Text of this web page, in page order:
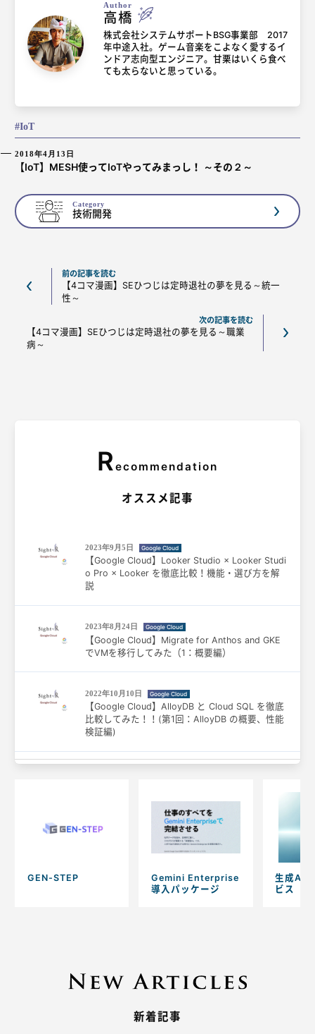
Author
高橋
株式会社システムサポートBSG事業部 2017
年中途入社。ゲーム音楽をこよなく愛するイ
ンドア志向型エンジニア。甘栗はいくら食べ
ても太らないと思っている。
IoT
2018年4月13日
【IoT】MESH使ってIoTやってみまっし！ ～その２～
Category
技術開発
前の記事を読む
【4コマ漫画】SEひつじは定時退社の夢を見る～統一
性～
次の記事を読む
【4コマ漫画】SEひつじは定時退社の夢を見る～職業
病～
Recommendation
オススメ記事
2023年9月5日 Google Cloud
【Google Cloud】Looker Studio × Looker Studi
o Pro × Looker を徹底比較！機能・選び方を解
説
2023年8月24日 Google Cloud
【Google Cloud】Migrate for Anthos and GKE
でVMを移行してみた（1：概要編）
2022年10月10日 Google Cloud
【Google Cloud】AlloyDB と Cloud SQL を徹底
比較してみた！！(第1回：AlloyDB の概要、性能
検証編)
GEN-STEP
Gemini Enterprise
導入パッケージ
生成AI
ビス
新着記事